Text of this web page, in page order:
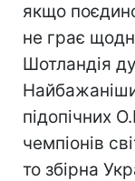
якщо
не грає
Шотландія
підопічних
чемпіонів
то збірна